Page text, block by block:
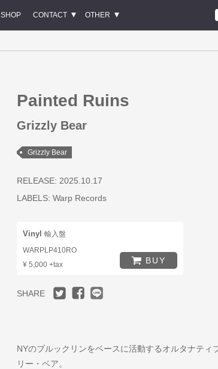
SHOP CONTACT OTHER
Painted Ruins
Grizzly Bear
Grizzly Bear
RELEASE: 2025.10.17
LABELS: Warp Records
Vinyl 輸入盤
WARPLP410RO
¥ 5,000 +tax
BUY
SHARE
NYのブルックリンをベースに活動するオルタナテ
リー・ベア。